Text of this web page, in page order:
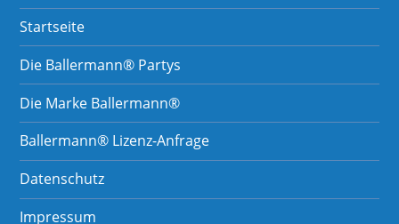
Startseite
Die Ballermann® Partys
Die Marke Ballermann®
Ballermann® Lizenz-Anfrage
Datenschutz
Impressum